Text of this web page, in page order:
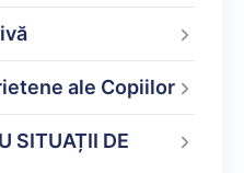
ale Copiilor
SITUAȚII DE